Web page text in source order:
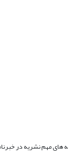
های مهم نشریه در